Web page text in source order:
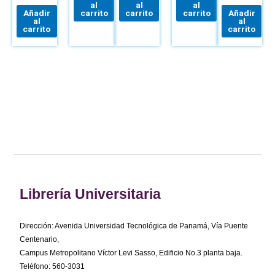
Añadir
al
carrito
al
carrito
al
carrito
al
carrito
Añadir
al
carrito
Librería Universitaria
Dirección: Avenida Universidad Tecnológica de Panamá, Vía Puente
Centenario,
Campus Metropolitano Víctor Levi Sasso, Edificio No.3 planta baja.
Teléfono: 560-3031